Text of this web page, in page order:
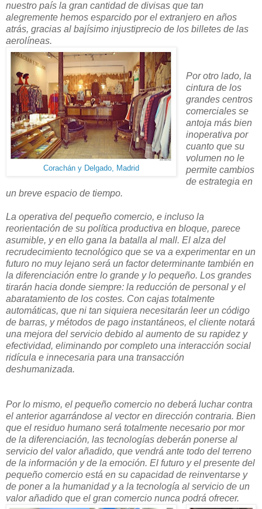
nuestro país la gran cantidad de divisas que tan
alegremente hemos esparcido por el extranjero en años
atrás, gracias al bajísimo injustiprecio de los billetes de las
aerolíneas.
Corachán y Delgado, Madrid
Por otro lado, la
cintura de los
grandes centros
comerciales se
antoja más bien
inoperativa por
cuanto que su
volumen no le
permite cambios
de estrategia en
un breve espacio de tiempo.
La operativa del pequeño comercio, e incluso la
reorientación de su política productiva en bloque, parece
asumible, y en ello gana la batalla al mall. El alza del
recrudecimiento tecnológico que se va a experimentar en un
futuro no muy lejano será un factor determinante también en
la diferenciación entre lo grande y lo pequeño. Los grandes
tirarán hacia donde siempre: la reducción de personal y el
abaratamiento de los costes. Con cajas totalmente
automáticas, que ni tan siquiera necesitarán leer un código
de barras, y métodos de pago instantáneos, el cliente notará
una mejora del servicio debido al aumento de su rapidez y
efectividad, eliminando por completo una interacción social
ridícula e innecesaria para una transacción
deshumanizada.
Por lo mismo, el pequeño comercio no deberá luchar contra
el anterior agarrándose al vector en dirección contraria. Bien
que el residuo humano será totalmente necesario por mor
de la diferenciación, las tecnologías deberán ponerse al
servicio del valor añadido, que vendrá ante todo del terreno
de la información y de la emoción. El futuro y el presente del
pequeño comercio está en su capacidad de reinventarse y
de poner a la humanidad y a la tecnología al servicio de un
valor añadido que el gran comercio nunca podrá ofrecer.